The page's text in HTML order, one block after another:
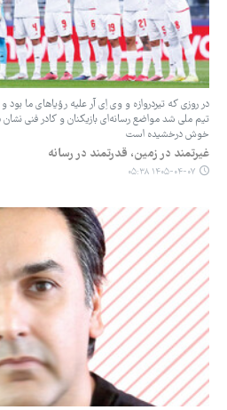
در روزی که تیردروازه و وی اِی آر علیه رؤیاهای ما بود
تیم ملی شد مواضع رسانه‌ای بازیکنان و کادر فنی نشان
خوش درخشیده است
غیرتمند در زمین، قدرتمند در رسانه
۱۴۰۵-۰۴-۰۷ ۰۵:۳۸